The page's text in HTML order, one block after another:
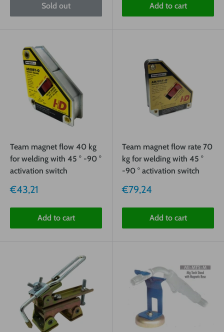
Sold out Add to cart
Team magnet flow 40 kg
for welding with 45 ° -90 °
activation switch
Sale
€43,21
Add to cart
Team magnet flow rate 70
kg for welding with 45 °
-90 ° activation switch
Sale
€79,24
Add to cart